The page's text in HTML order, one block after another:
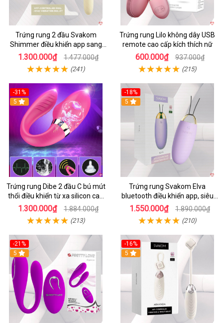
Trứng rung 2 đầu Svakom
Shimmer điều khiển app sang
trọng chất lượng
1.300.000₫ 1.477.000₫
(241)
Trứng rung Lilo không dây USB
remote cao cấp kích thích nữ
600.000₫ 937.000₫
(215)
-31%
5
Trứng rung Dibe 2 đầu C bú mút
thổi điều khiển từ xa silicon cao
cấp kích thích điểm G
1.300.000₫ 1.884.000₫
(213)
-18%
5
Trứng rung Svakom Elva
bluetooth điều khiển app, siêu
kích thích
1.550.000₫ 1.890.000₫
(210)
-21%
5
-16%
5